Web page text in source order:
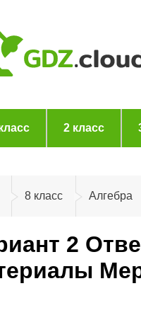
2 класс
8 класс Алгебра
2